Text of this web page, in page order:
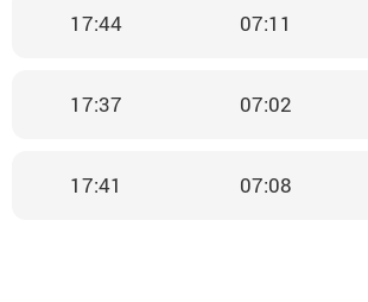
07:11
17:44
07:02
17:37
07:08
17:41